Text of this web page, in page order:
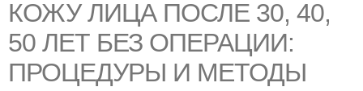
КОЖУ ЛИЦА ПОСЛЕ 30, 40,
50 ЛЕТ БЕЗ ОПЕРАЦИИ:
ПРОЦЕДУРЫ И МЕТОДЫ